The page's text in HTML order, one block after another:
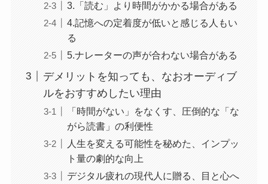
3.「読む」より時間がかかる場合がある
4.記憶への定着度が低いと感じる人もい
る
5.ナレーターの声が合わない場合がある
デメリットを知っても、なおオーディブ
ルをおすすめしたい理由
「時間がない」をなくす、圧倒的な「な
がら読書」の利便性
人生を変える可能性を秘めた、インプッ
ト量の劇的な向上
デジタル疲れの現代人に贈る、目と心へ